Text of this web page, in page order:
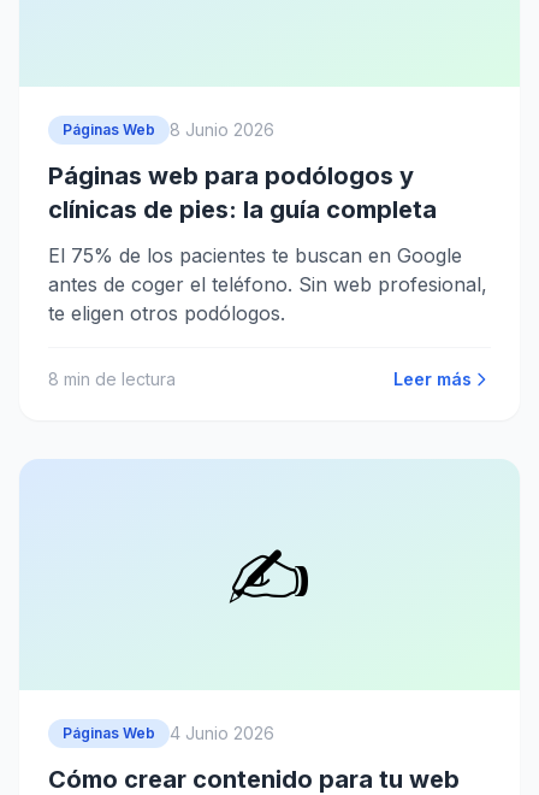
Páginas Web 8 Junio 2026
Páginas web para podólogos y
clínicas de pies: la guía completa
El 75% de los pacientes te buscan en Google
antes de coger el teléfono. Sin web profesional,
te eligen otros podólogos.
8 min de lectura Leer más
✍️
Páginas Web 4 Junio 2026
Cómo crear contenido para tu web